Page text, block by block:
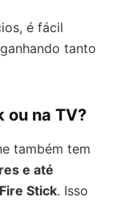
é fácil
tanto
ou na TV?
também tem
e até
Stick. Isso